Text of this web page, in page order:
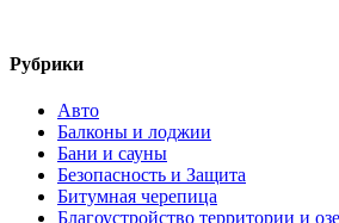
Рубрики
Авто
Балконы и лоджии
Бани и сауны
Безопасность и Защита
Битумная черепица
Благоустройство территории и